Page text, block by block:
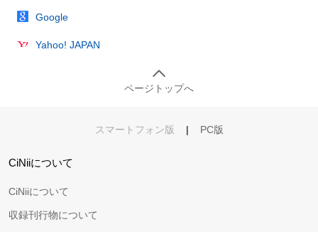
Google
Yahoo! JAPAN
ページトップへ
スマートフォン版 | PC版
CiNiiについて
CiNiiについて
収録刊行物について